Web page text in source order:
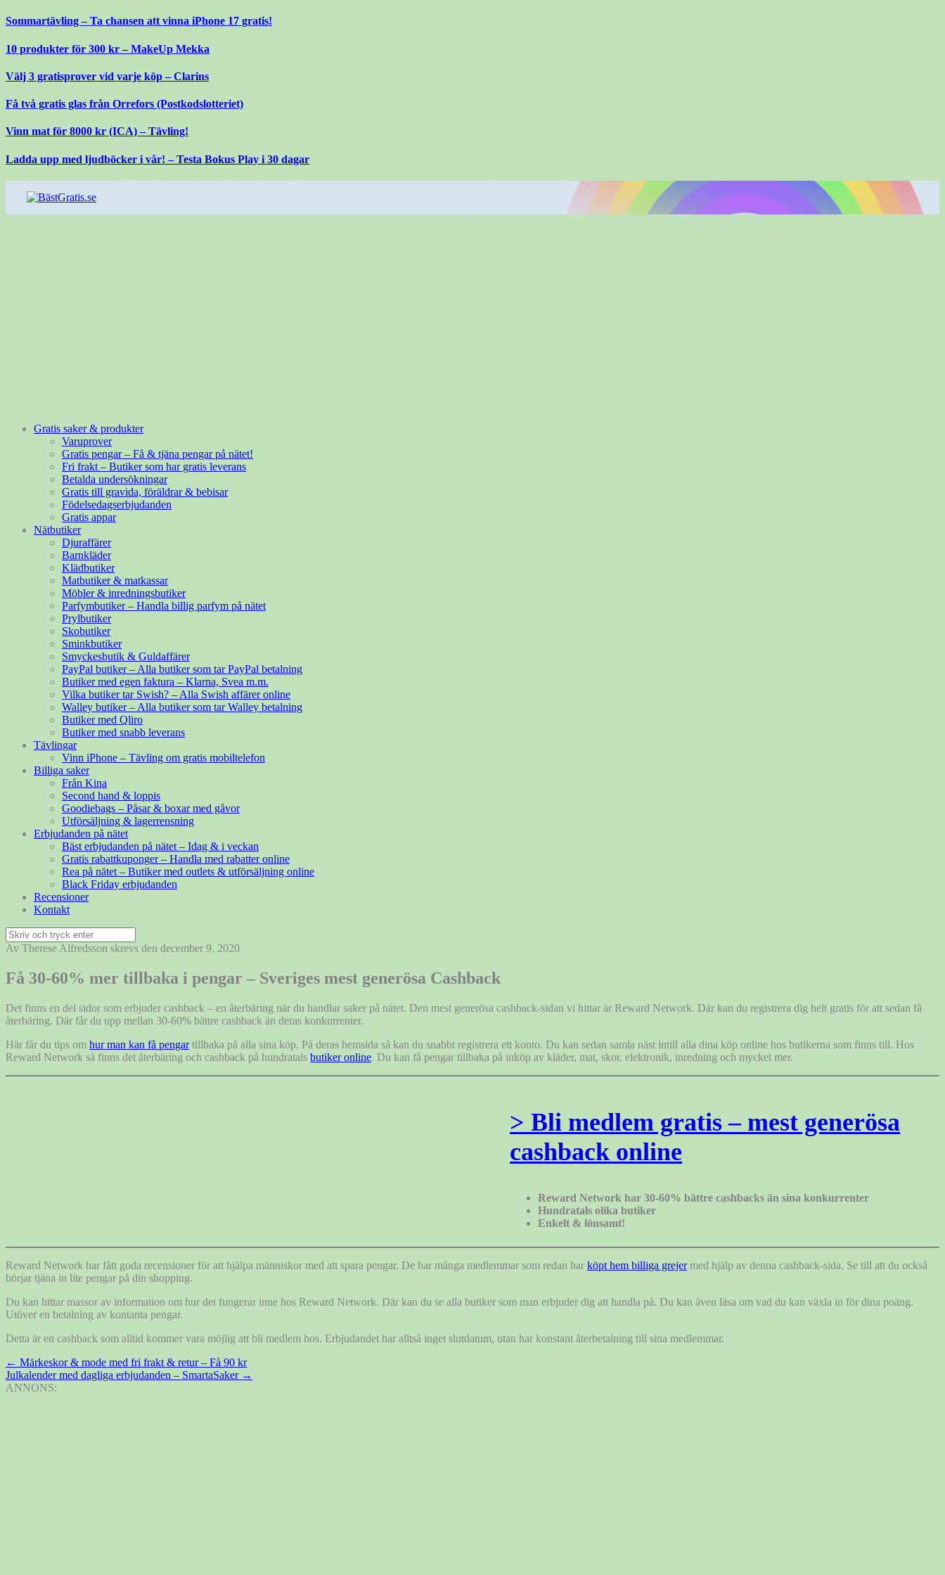
Gå
innehåll
Sommartävling – Ta chansen att vinna iPhone 17 gratis!
10 produkter för 300 kr – MakeUp Mekka
Välj 3 gratisprover vid varje köp – Clarins
Få två gratis glas från Orrefors (Postkodslotteriet)
Vinn mat för 8000 kr (ICA) – Tävling!
Ladda upp med ljudböcker i vår! – Testa Bokus Play i 30 dagar
Gratis saker & produkter
Varuprover
Gratis pengar – Få & tjäna pengar på nätet!
Fri frakt – Butiker som har gratis leverans
Betalda undersökningar
Gratis till gravida, föräldrar & bebisar
Födelsedagserbjudanden
Gratis appar
Nätbutiker
Djuraffärer
Barnkläder
Klädbutiker
Matbutiker & matkassar
Möbler & inredningsbutiker
Parfymbutiker – Handla billig parfym på nätet
Prylbutiker
Skobutiker
Sminkbutiker
Smyckesbutik & Guldaffärer
PayPal butiker – Alla butiker som tar PayPal betalning
Butiker med egen faktura – Klarna, Svea m.m.
Vilka butiker tar Swish? – Alla Swish affärer online
Walley butiker – Alla butiker som tar Walley betalning
Butiker med Qliro
Butiker med snabb leverans
Tävlingar
Vinn iPhone – Tävling om gratis mobiltelefon
Billiga saker
Från Kina
Second hand & loppis
Goodiebags – Påsar & boxar med gåvor
Utförsäljning & lagerrensning
Erbjudanden på nätet
Bäst erbjudanden på nätet – Idag & i veckan
Gratis rabattkuponger – Handla med rabatter online
Rea på nätet – Butiker med outlets & utförsäljning online
Black Friday erbjudanden
Recensioner
Kontakt
Sök
efter:
Av Therese Alfredsson skrevs den december 9, 2020
Få 30-60% mer tillbaka i pengar – Sveriges mest generösa Cashback
Det finns en del sidor som erbjuder cashback – en återbäring när du handlar saker på nätet. Den mest generösa cashback-sidan vi hittar är Reward Network. Där kan du registrera dig helt gratis för att sedan få
återbäring. Där får du upp mellan 30-60% bättre cashback än deras konkurrenter.
Här får du tips om hur man kan få pengartillbaka på alla sina köp. På deras hemsida så kan du snabbt registrera ett konto. Du kan sedan samla näst intill alla dina köp online hos butikerna som finns till. Hos
Reward Network så finns det återbäring och cashback på hundratals butiker online. Du kan få pengar tillbaka på inköp av kläder, mat, skor, elektronik, inredning och mycket mer.
> Bli medlem gratis – mest generösa
cashback online
Reward Network har 30-60% bättre cashbacks än sina konkurrenter
Hundratals olika butiker
Enkelt & lönsamt!
Reward Network har fått goda recensioner för att hjälpa människor med att spara pengar. De har många medlemmar som redan har köpt hem billiga grejermed hjälp av denna cashback-sida. Se till att du också
börjar tjäna in lite pengar på din shopping.
Du kan hittar massor av information om hur det fungerar inne hos Reward Network. Där kan du se alla butiker som man erbjuder dig att handla på. Du kan även läsa om vad du kan växla in för dina poäng.
Utöver en betalning av kontanta pengar.
Detta är en cashback som alltid kommer vara möjlig att bli medlem hos. Erbjudandet har alltså inget slutdatum, utan har konstant återbetalning till sina medlemmar.
Inläggsnavigering
← Märkeskor & mode med fri frakt & retur – Få 90 kr
Julkalender med dagliga erbjudanden – SmartaSaker →
ANNONS: